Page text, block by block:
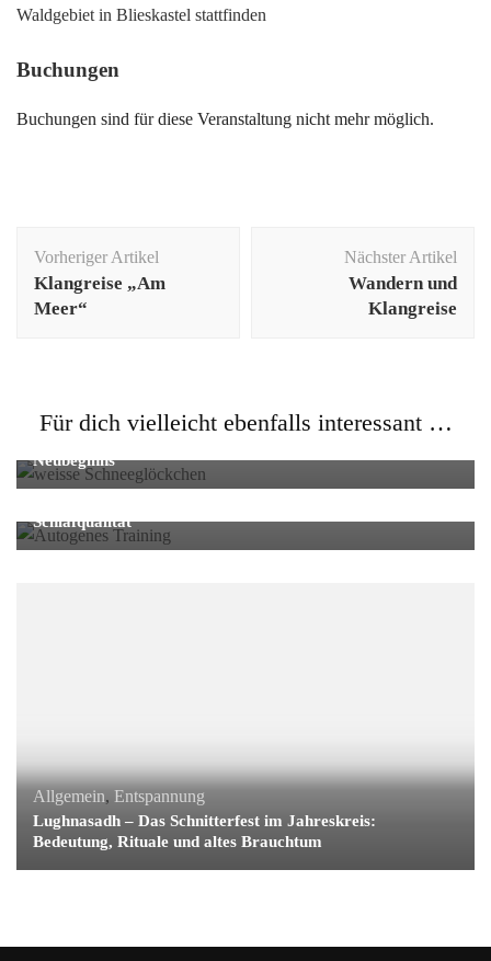
Waldgebiet in Blieskastel stattfinden
Buchungen
Buchungen sind für diese Veranstaltung nicht mehr möglich.
Vorheriger Artikel
Klangreise „Am
Meer“
Nächster Artikel
Wandern und
Klangreise
Für dich vielleicht ebenfalls interessant …
Allgemein
Neubeginns
Allgemein,Entspannung
Schlafqualität
Allgemein, Entspannung
Lughnasadh – Das Schnitterfest im Jahreskreis:
Bedeutung, Rituale und altes Brauchtum